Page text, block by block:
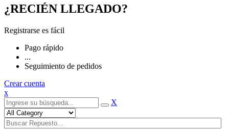
¿RECIÉN LLEGADO?
Registrarse es fácil
Pago rápido
...
Seguimiento de pedidos
Crear cuenta
x
X